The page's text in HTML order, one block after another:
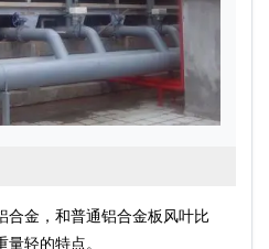
金，和普通铝合金板风叶比
轻的特点。